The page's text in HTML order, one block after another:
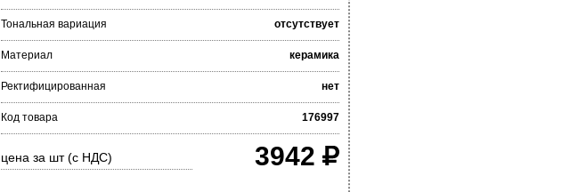
Тональная вариация отсутствует
Материал керамика
Ректифицированная нет
Код товара 176997
цена за шт (с НДС) 3942